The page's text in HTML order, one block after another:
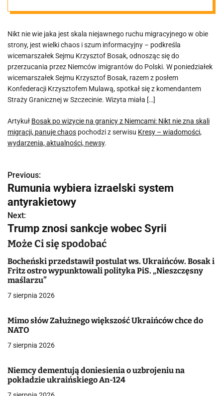
nie zna skali
migracji,
panuje chaos
Nikt nie wie jaka jest skala niejawnego ruchu migracyjnego w obie
strony, jest wielki chaos i szum informacyjny – podkreśla
wicemarszałek Sejmu Krzysztof Bosak, odnosząc się do
przerzucania przez Niemców imigrantów do Polski. W poniedziałek
wicemarszałek Sejmu Krzysztof Bosak, razem z posłem
Konfederacji Krzysztofem Mulawą, spotkał się z komendantem
Straży Granicznej w Szczecinie. Wizyta miała […]
Artykuł Bosak po wizycie na granicy z Niemcami: Nikt nie zna skali
migracji, panuje chaos pochodzi z serwisu Kresy – wiadomości,
wydarzenia, aktualności, newsy.
N
a
w
i
a
c
a
w
p
i
Previous:
Rumunia wybiera izraelski system
antyrakietowy
Next:
Trump znosi sankcje wobec Syrii
Może Ci się spodobać
Bocheński przedstawił postulat ws. Ukraińców. Bosak i
Fritz ostro wypunktowali polityka PiS. „Nieszczęsny
maślarzu”
7 sierpnia 2026
Mimo słów Załużnego większość Ukraińców chce do
NATO
7 sierpnia 2026
Niemcy dementują doniesienia o uzbrojeniu na
pokładzie ukraińskiego An-124